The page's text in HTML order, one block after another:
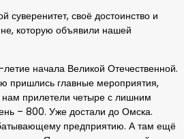
суверенитет, своё достоинство и
которую объявили нашей
начала Великой Отечественной.
пришлись главные мероприятия,
нам прилетели четыре с лишним
– 800. Уже достали до Омска.
предприятию. А там ещё